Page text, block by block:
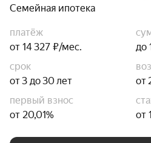
Семейная ипотека
платёж
от 14 327 ₽/мес.
до
срок
от 3 до 30 лет
от
первый взнос
от 20,01%
от